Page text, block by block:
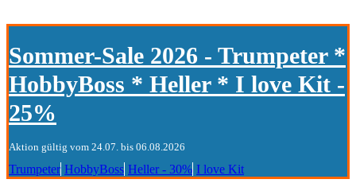
Sommer-Sale 2026 - Trumpeter *
HobbyBoss * Heller * I love Kit -
25%
Aktion gültig vom 24.07. bis 06.08.2026
Trumpeter HobbyBoss Heller - 30% I love Kit